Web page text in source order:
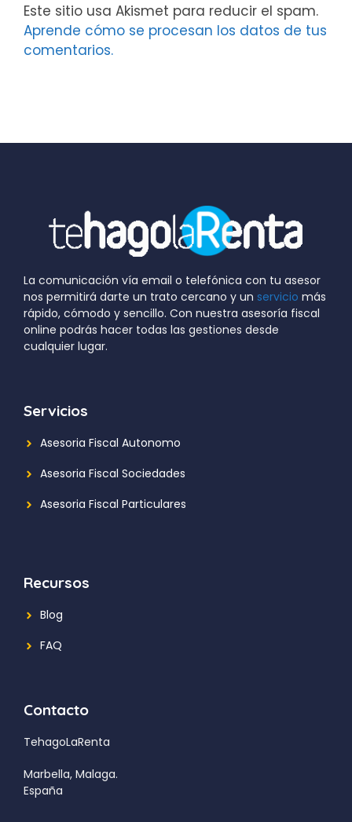
Este sitio usa Akismet para reducir el spam.
Aprende cómo se procesan los datos de tus
comentarios.
La comunicación vía email o telefónica con tu asesor
nos permitirá darte un trato cercano y un servicio más
rápido, cómodo y sencillo. Con nuestra asesoría fiscal
online podrás hacer todas las gestiones desde
cualquier lugar.
Servicios
Asesoria Fiscal Autonomo
Asesoria Fiscal Sociedades
Asesoria Fiscal Particulares
Recursos
Blog
FAQ
Contacto
TehagoLaRenta
Marbella, Malaga.
España